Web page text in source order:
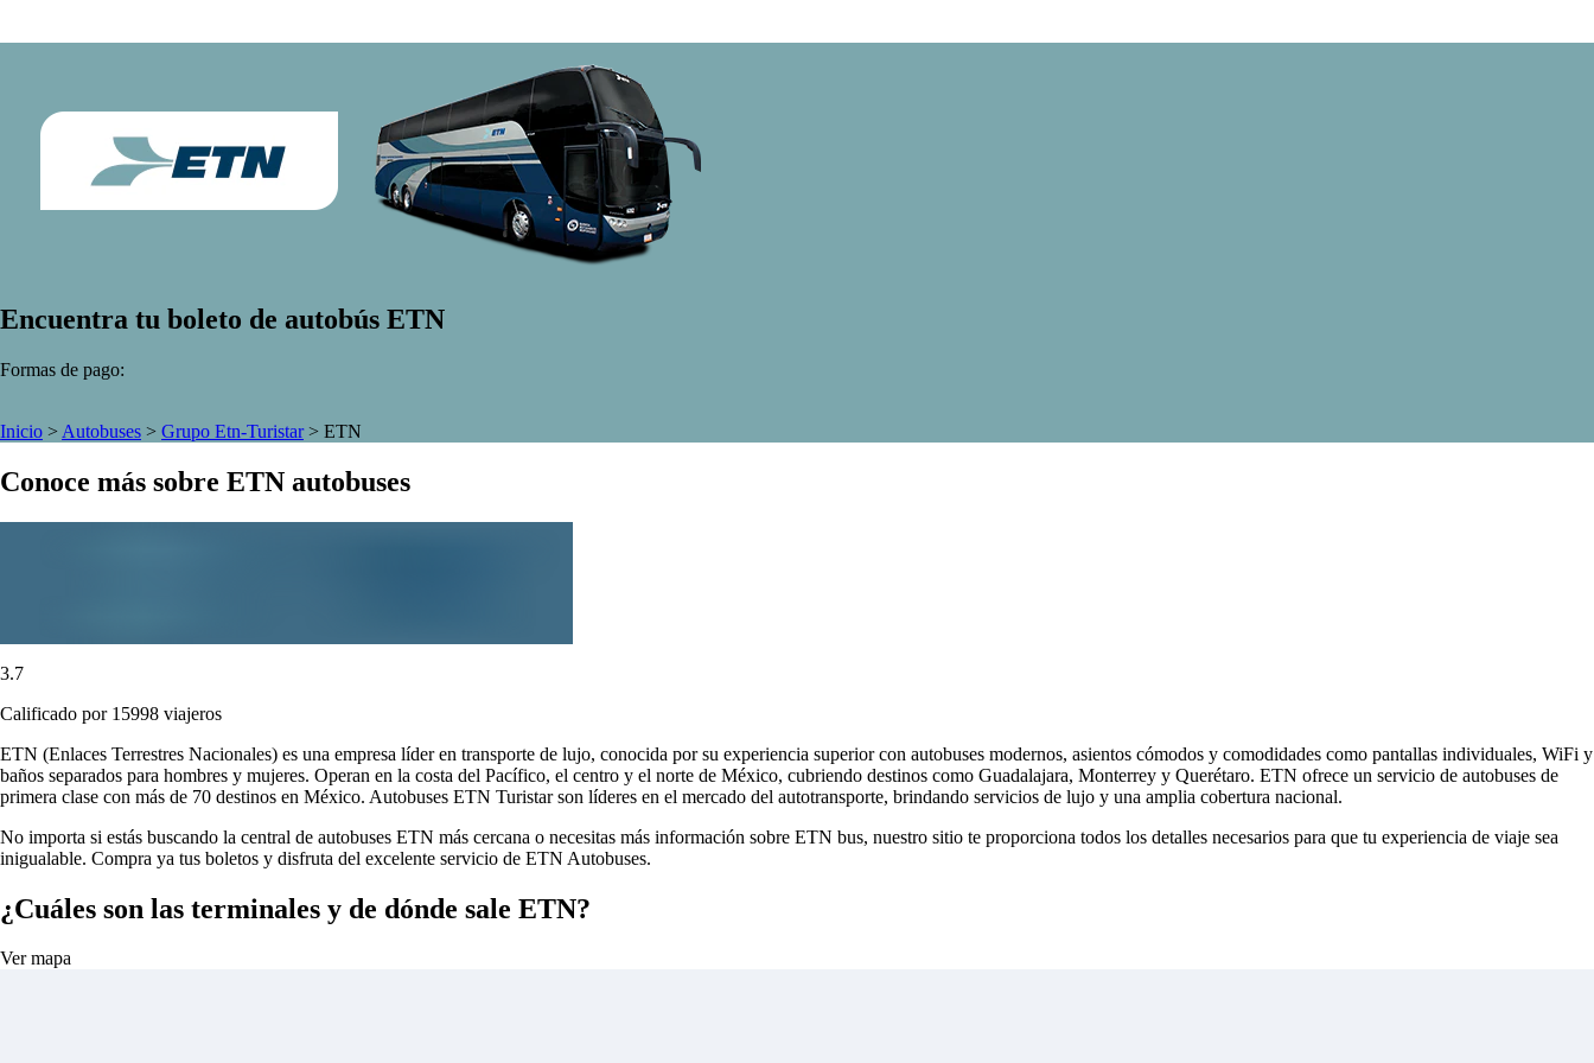
Encuentra tu boleto de autobús ETN
Formas de pago:
Inicio > Autobuses > Grupo Etn-Turistar> ETN
Conoce más sobre ETN autobuses
3.7
Calificado por 15998 viajeros
ETN (Enlaces Terrestres Nacionales) es una empresa líder en transporte de lujo, conocida por su experiencia superior con autobuses modernos, asientos cómodos y comodidades como pantallas individuales, WiFi y
baños separados para hombres y mujeres. Operan en la costa del Pacífico, el centro y el norte de México, cubriendo destinos como Guadalajara, Monterrey y Querétaro. ETN ofrece un servicio de autobuses de
primera clase con más de 70 destinos en México. Autobuses ETN Turistar son líderes en el mercado del autotransporte, brindando servicios de lujo y una amplia cobertura nacional.
No importa si estás buscando la central de autobuses ETN más cercana o necesitas más información sobre ETN bus, nuestro sitio te proporciona todos los detalles necesarios para que tu experiencia de viaje sea
inigualable. Compra ya tus boletos y disfruta del excelente servicio de ETN Autobuses.
¿Cuáles son las terminales y de dónde sale ETN?
Ver mapa